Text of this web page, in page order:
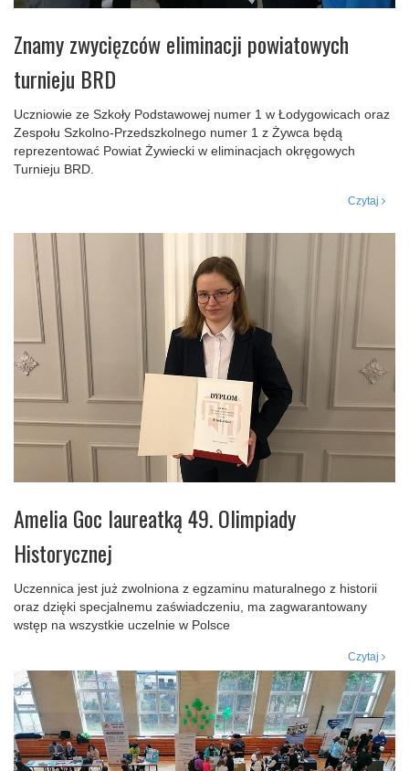
Znamy zwycięzców eliminacji powiatowych
turnieju BRD
Uczniowie ze Szkoły Podstawowej numer 1 w Łodygowicach oraz
Zespołu Szkolno-Przedszkolnego numer 1 z Żywca będą
reprezentować Powiat Żywiecki w eliminacjach okręgowych
Turnieju BRD.
Czytaj
Amelia Goc laureatką 49. Olimpiady
Historycznej
Uczennica jest już zwolniona z egzaminu maturalnego z historii
oraz dzięki specjalnemu zaświadczeniu, ma zagwarantowany
wstęp na wszystkie uczelnie w Polsce
Czytaj